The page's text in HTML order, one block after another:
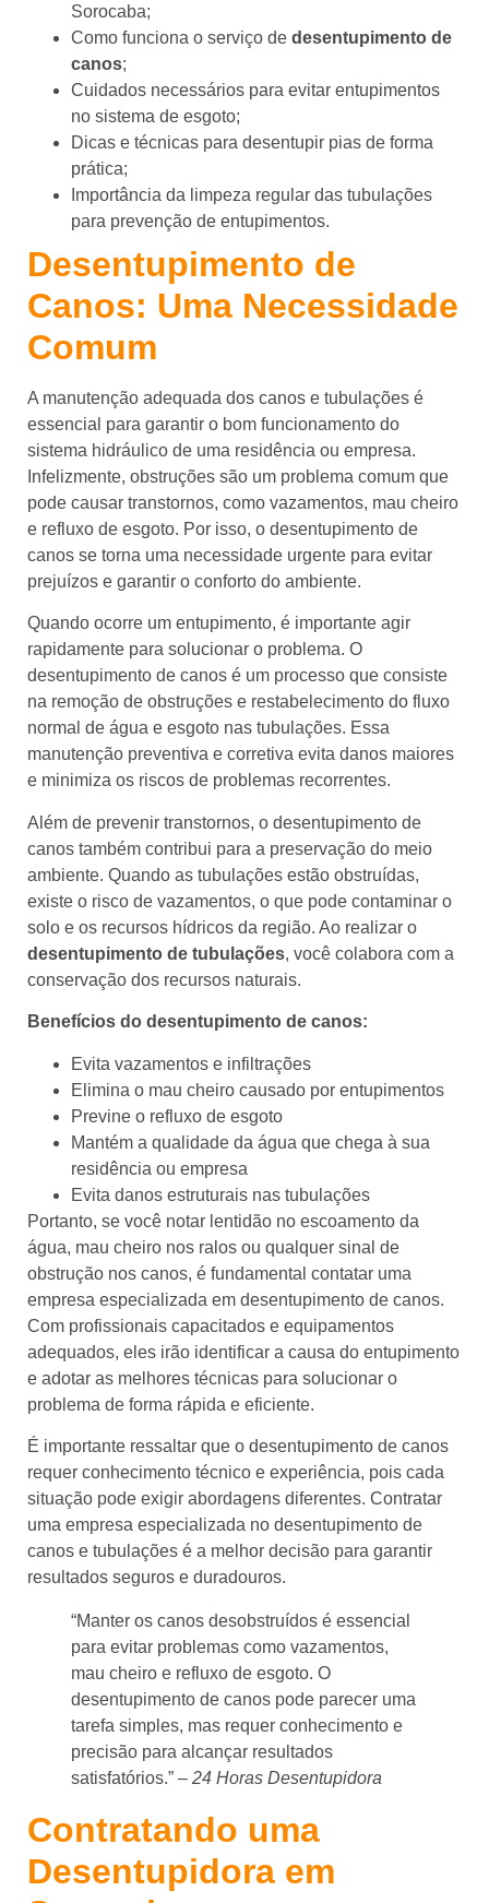
Sorocaba;
Como funciona o serviço de desentupimento de
canos;
Cuidados necessários para evitar entupimentos
no sistema de esgoto;
Dicas e técnicas para desentupir pias de forma
prática;
Importância da limpeza regular das tubulações
para prevenção de entupimentos.
Desentupimento de
Canos: Uma Necessidade
Comum
A manutenção adequada dos canos e tubulações é
essencial para garantir o bom funcionamento do
sistema hidráulico de uma residência ou empresa.
Infelizmente, obstruções são um problema comum que
pode causar transtornos, como vazamentos, mau cheiro
e refluxo de esgoto. Por isso, o desentupimento de
canos se torna uma necessidade urgente para evitar
prejuízos e garantir o conforto do ambiente.
Quando ocorre um entupimento, é importante agir
rapidamente para solucionar o problema. O
desentupimento de canos é um processo que consiste
na remoção de obstruções e restabelecimento do fluxo
normal de água e esgoto nas tubulações. Essa
manutenção preventiva e corretiva evita danos maiores
e minimiza os riscos de problemas recorrentes.
Além de prevenir transtornos, o desentupimento de
canos também contribui para a preservação do meio
ambiente. Quando as tubulações estão obstruídas,
existe o risco de vazamentos, o que pode contaminar o
solo e os recursos hídricos da região. Ao realizar o
desentupimento de tubulações, você colabora com a
conservação dos recursos naturais.
Benefícios do desentupimento de canos:
Evita vazamentos e infiltrações
Elimina o mau cheiro causado por entupimentos
Previne o refluxo de esgoto
Mantém a qualidade da água que chega à sua
residência ou empresa
Evita danos estruturais nas tubulações
Portanto, se você notar lentidão no escoamento da
água, mau cheiro nos ralos ou qualquer sinal de
obstrução nos canos, é fundamental contatar uma
empresa especializada em desentupimento de canos.
Com profissionais capacitados e equipamentos
adequados, eles irão identificar a causa do entupimento
e adotar as melhores técnicas para solucionar o
problema de forma rápida e eficiente.
É importante ressaltar que o desentupimento de canos
requer conhecimento técnico e experiência, pois cada
situação pode exigir abordagens diferentes. Contratar
uma empresa especializada no desentupimento de
canos e tubulações é a melhor decisão para garantir
resultados seguros e duradouros.
“Manter os canos desobstruídos é essencial
para evitar problemas como vazamentos,
mau cheiro e refluxo de esgoto. O
desentupimento de canos pode parecer uma
tarefa simples, mas requer conhecimento e
precisão para alcançar resultados
satisfatórios.” – 24 Horas Desentupidora
Contratando uma
Desentupidora em